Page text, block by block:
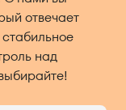
отвечает
над